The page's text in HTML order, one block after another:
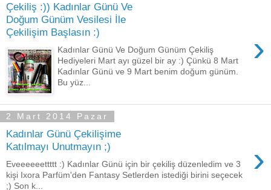
Çekiliş :)) Kadınlar Günü Ve
Doğum Günüm Vesilesi İle
Çekilişim Başlasın :)
›
Kadınlar Günü Ve Doğum Günüm Çekiliş
Hediyeleri Mart ayı güzel bir ay :) Çünkü 8 Mart
Kadınlar Günü ve 9 Mart benim doğum günüm.
Bu yüz...
2 Mart 2014 Pazar
Kadınlar Günü Çekilişime
Katılmayı Unutmayın ;)
›
Eveeeeeettttt :) Kadınlar Günü için bir çekiliş düzenledim ve 3
kişi Ixora Parfüm'den Fantasy Setlerden istediği birini seçecek
;) Son k...